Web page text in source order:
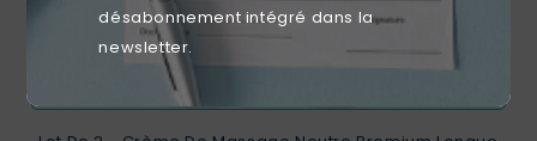
désabonnement intégré dans la
newsletter.